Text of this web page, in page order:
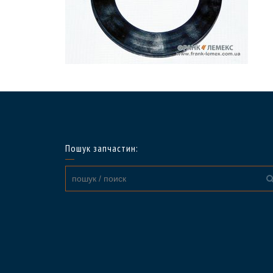
Пошук запчастин: